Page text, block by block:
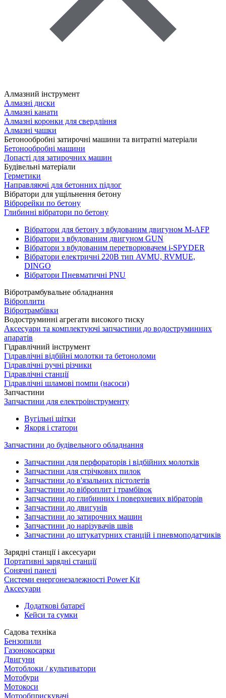
Алмазний інструмент
Алмазні диски
Алмазні канати
Алмазні коронки для свердління
Алмазні чашки
Бетонообробні затирочні машини та витратні матеріали
Бетонообробні машини
Лопасті для затирочних машин
Будівельні матеріали
Герметики
Направляючі для бетонних підлог
Вібратори для ущільнення бетону
Віброрейки по бетону
Глибинні вібратори по бетону
Вібратори для бетону з вбудованим двигуном M-AFP
Вібратори з вбудованим двигуном GUN
Вібратори з вбудованим перетворювачем i-SPYDER
Вібратори електричні 220B тип AVMU, RVMUE,
DINGO
Вібратори Пневматичні PNU
Вібротрамбувальне обладнання
Віброплити
Вібротрамбівки
Водоструминні агрегати високого тиску
Аксесуари та комплектуючі запчастини до водоструминних
апаратів
Гідравлічний інструмент
Гідравлічні відбійні молотки та бетоноломи
Гідравлічні ручні різчики
Гідравлічні станції
Гідравлічні шламові помпи (насоси)
Запчастини
Запчастини для електроінструменту
Вугільні щітки
Якоря і статори
Запчастини до будівельного обладнання
Запчастини для перфораторів і відбійних молотків
Запчастини для стрічкових пилок
Запчастини до в'язальних пістолетів
Запчастини до віброплит і трамбівок
Запчастини до глибинних і поверхневих вібраторів
Запчастини до двигунів
Запчастини до затирочних машин
Запчастини до нарізувачів швів
Запчастини до штукатурних станцій і пневмоподатчиків
Зарядні станції і аксесуари
Портативні зарядні станції
Сонячні панелі
Системи енергонезалежності Power Kit
Аксесуари
Додаткові батареї
Кейси та сумки
Садова техніка
Бензопили
Газонокосарки
Двигуни
Мотоблоки / культиватори
Мотобури
Мотокоси
Мотообприскувачі